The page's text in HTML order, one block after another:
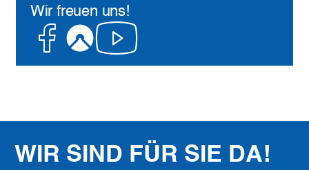
Wir freuen uns!
Facebook
KomootYoutube
WIR SIND FÜR SIE DA!